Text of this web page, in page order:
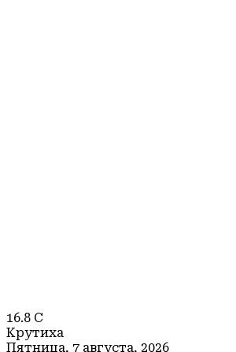
16.8 C
Крутиха
Пятница, 7 августа, 2026